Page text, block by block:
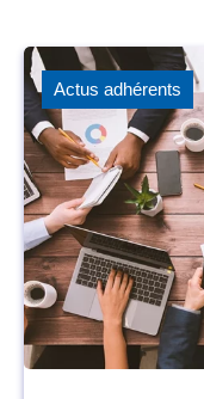
Actus adhérents